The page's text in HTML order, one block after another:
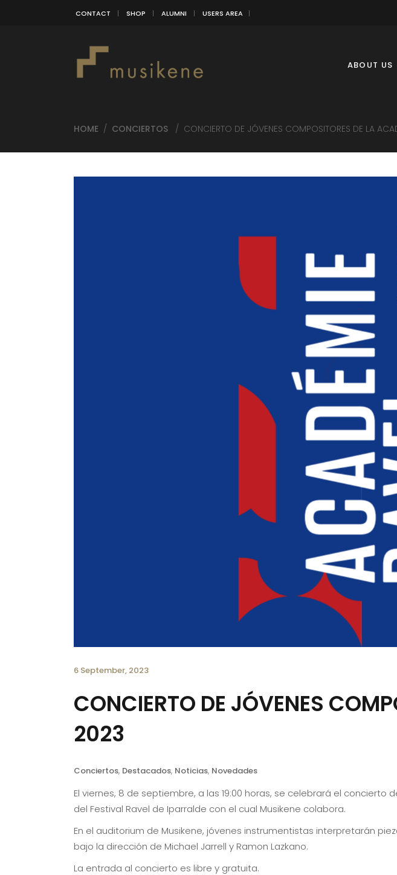
CONTACT SHOP ALUMNI USERS AREA
ABOUT US
HOME / CONCIERTOS / CONCIERTO DE JÓVENES COMPOSITORES DE LA
6 September, 2023
CONCIERTO DE JÓVENES
2023
Conciertos, Destacados, Noticias, Novedades
El viernes, 8 de septiembre, a las 19:00 horas, se celebrará el
del Festival Ravel de Iparralde con el cual Musikene colabora.
En el auditorium de Musikene, jóvenes instrumentistas interpretarán
bajo la dirección de Michael Jarrell y Ramon Lazkano.
La entrada al concierto es libre y gratuita.